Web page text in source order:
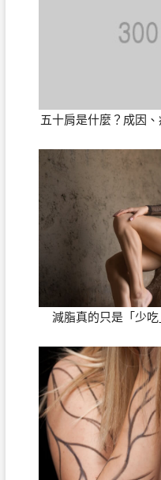
五十肩是什麼？成因
減脂真的只是「少